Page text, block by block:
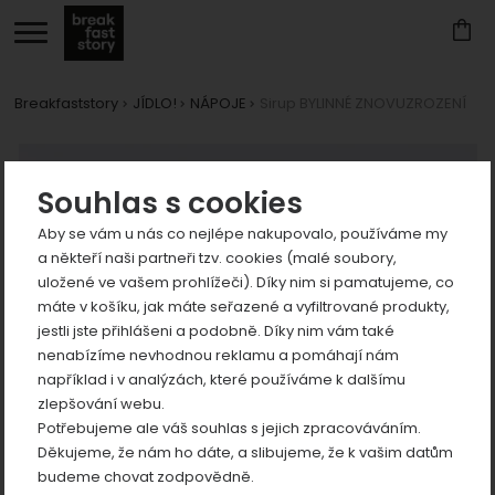
Souhlas s cookies
Aby se vám u nás co nejlépe nakupovalo, používáme my
a někteří naši partneři tzv. cookies (malé soubory,
uložené ve vašem prohlížeči). Díky nim si pamatujeme, co
máte v košíku, jak máte seřazené a vyfiltrované produkty,
jestli jste přihlášeni a podobně. Díky nim vám také
nenabízíme nevhodnou reklamu a pomáhají nám
například i v analýzách, které používáme k dalšímu
zlepšování webu.
Potřebujeme ale váš souhlas s jejich zpracováváním.
Děkujeme, že nám ho dáte, a slibujeme, že k vašim datům
budeme chovat zodpovědně.
Breakfaststory JÍDLO! NÁPOJE
Fotografie
Zobrazit
Zobrazit
Zobrazit
Zobrazit